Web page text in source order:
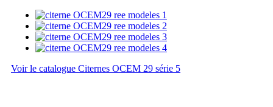
Voir le catalogue Citernes OCEM 29 série 5